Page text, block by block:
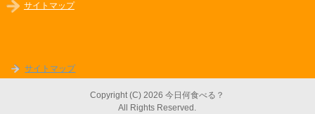
サイトマップ
サイトマップ
Copyright (C) 2026 今日何食べる？
All Rights Reserved.